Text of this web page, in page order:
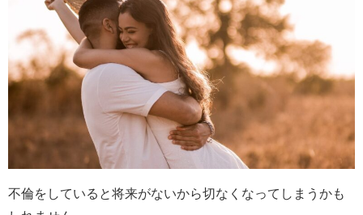
不倫をしていると将来がないから切なくなってしまうかも